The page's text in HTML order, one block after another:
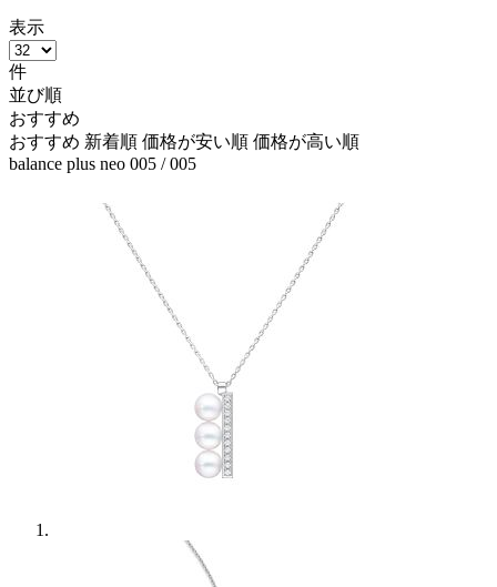
表示
件
並び順
おすすめ
おすすめ 新着順 価格が安い順 価格が高い順
balance plus neo 005 / 005